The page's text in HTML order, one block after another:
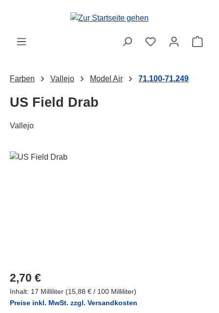
Zum Hauptinhalt springen
Farben Vallejo Model Air 71.100-71.249
US Field Drab
Vallejo
Bildergalerie überspringen
Regulärer Preis:
2,70 €
Inhalt: 17 Milliliter (15,88 € / 100 Milliliter)
Preise inkl. MwSt. zzgl. Versandkosten